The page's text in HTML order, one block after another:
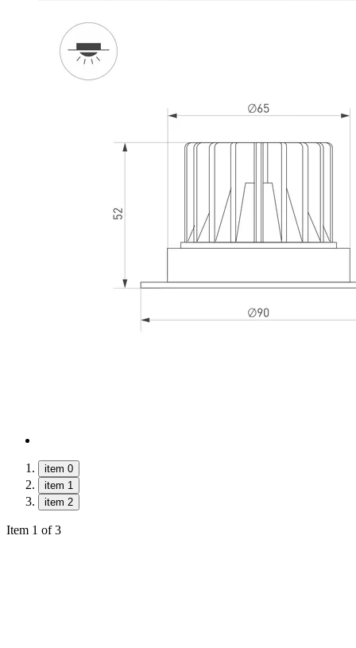
item 0
item 1
item 2
Item 1 of 3